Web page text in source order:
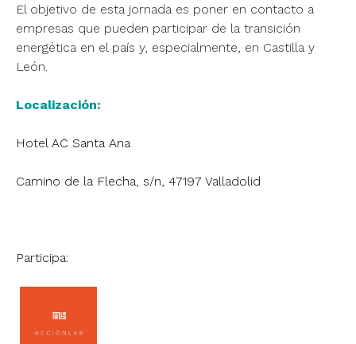
El objetivo de esta jornada es poner en contacto a
empresas que pueden participar de la transición
energética en el país y, especialmente, en Castilla y
León.
Localización:
Hotel AC Santa Ana
Camino de la Flecha, s/n, 47197 Valladolid
Participa: